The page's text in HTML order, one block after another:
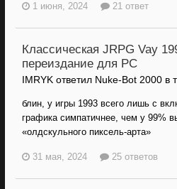
1 июня, 2024 21 ответ
Классическая JRPG Vay
переиздание для PC
IMRYK ответил Nuke-Bot 2000 в
блин, у игры 1993 всего лишь с
графика симпатичнее, чем у 99%
«олдскульного пиксель-арта»
31 мая, 2024 25 ответов